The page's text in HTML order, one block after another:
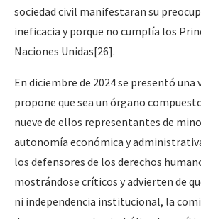
sociedad civil manifestaran su
ineficacia y porque no cumplía los
Naciones Unidas[26].
En diciembre de 2024 se presentó una
propone que sea un órgano
nueve de ellos representantes de
autonomía económica y
los defensores de los derechos
mostrándose críticos y advierten de
ni independencia institucional, la